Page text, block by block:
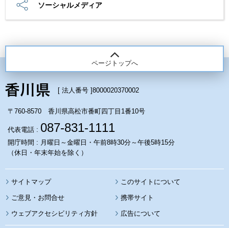
ソーシャルメディア
ページトップへ
[ 法人番号 ]8000020370002
〒760-8570 香川県高松市番町四丁目1番10号
代表電話 : 087-831-1111
開庁時間 : 月曜日～金曜日・午前8時30分～午後5時15分
（休日・年末年始を除く）
サイトマップ このサイトについて
携帯サイト
ウェブアクセシビリティ方針 広告について